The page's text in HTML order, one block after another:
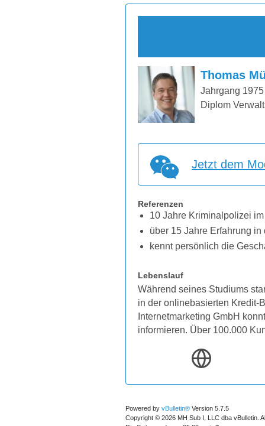
Thomas
Jahrgang 1975
Diplom
Jetzt dem
Referenzen
10 Jahre Kriminalpolizei
über 15 Jahre Erfahrung
kennt persönlich die
Lebenslauf
Während seines Studiums
in der onlinebasierten Kredit-
Internetmarketing GmbH
informieren. Über 100.000
Powered by vBulletin® Version 5.7.5
Copyright © 2026 MH Sub I, LLC dba vBulletin.